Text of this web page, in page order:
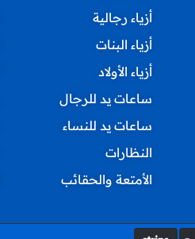
أزياء رجالية
أزياء البنات
أزياء الأولاد
ساعات يد للرجال
ساعات يد للنساء
النظارات
الأمتعة والحقائب